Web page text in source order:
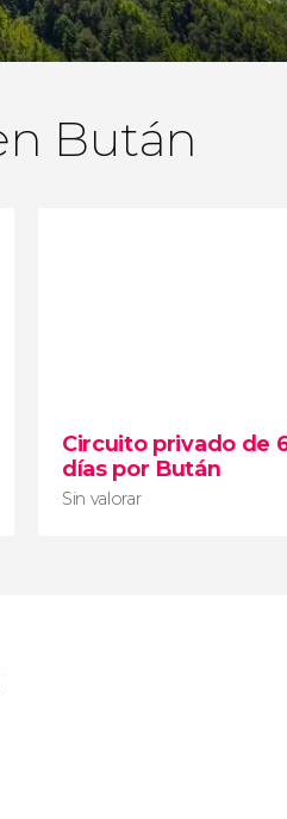
Bután
Circuito privado de
días por Bután
Sin valorar